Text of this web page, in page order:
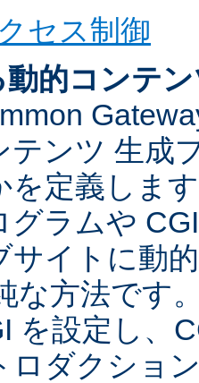
セス制御
的コンテ
テンツ 生成
を定義しま
グラムや
サイトに動
な方法です
を設定し、
ロダクショ